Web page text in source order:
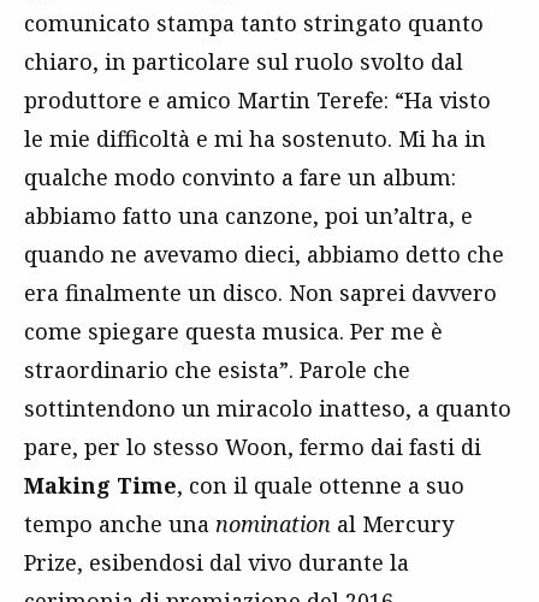
comunicato stampa tanto stringato quanto
chiaro, in particolare sul ruolo svolto dal
produttore e amico Martin Terefe: “Ha visto
le mie difficoltà e mi ha sostenuto. Mi ha in
qualche modo convinto a fare un album:
abbiamo fatto una canzone, poi un’altra, e
quando ne avevamo dieci, abbiamo detto che
era finalmente un disco. Non saprei davvero
come spiegare questa musica. Per me è
straordinario che esista”. Parole che
sottintendono un miracolo inatteso, a quanto
pare, per lo stesso Woon, fermo dai fasti di
Making Time, con il quale ottenne a suo
tempo anche una nomination al Mercury
Prize, esibendosi dal vivo durante la